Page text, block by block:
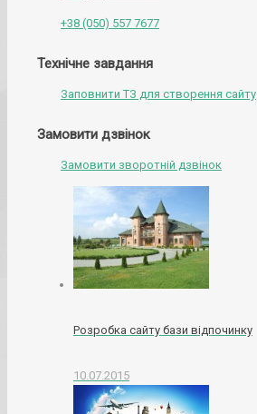
+38 (050) 557 7677
Технічне завдання
Заповнити ТЗ для створення сайту
Замовити дзвінок
Замовити зворотній дзвінок
Розробка сайту бази відпочинку
10.07.2015